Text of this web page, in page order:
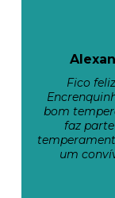
Fico
bom
faz
um